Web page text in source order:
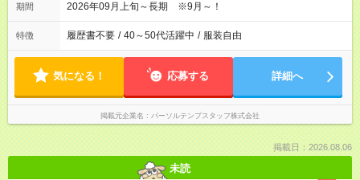
期間 2026年09月上旬～長期 ※9月～！
特徴 履歴書不要 / 40～50代活躍中 / 服装自由
気になる！ 応募する 詳細へ
掲載元企業名 パーソルテンプスタッフ株式会社
掲載日：2026.08.06
未読